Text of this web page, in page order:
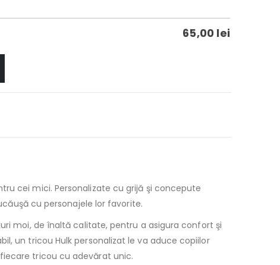
65,00 lei
cei mici. Personalizate cu grijă şi concepute
cu personajele lor favorite.
moi, de înaltă calitate, pentru a asigura confort şi
un tricou Hulk personalizat le va aduce copiilor
tricou cu adevărat unic.